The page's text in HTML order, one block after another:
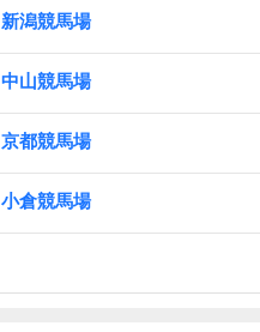
新潟競馬場
中山競馬場
京都競馬場
小倉競馬場